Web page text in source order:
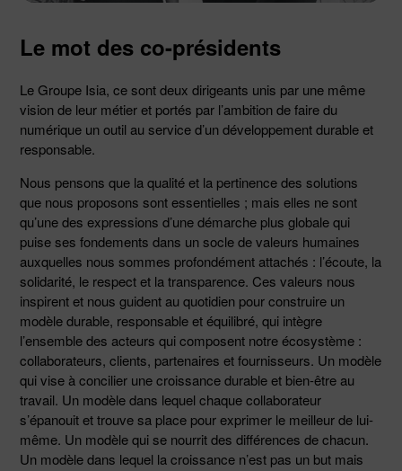
Le mot des co-présidents
Le Groupe Isia, ce sont deux dirigeants unis par une même
vision de leur métier et portés par l’ambition de faire du
numérique un outil au service d’un développement durable et
responsable.
Nous pensons que la qualité et la pertinence des solutions
que nous proposons sont essentielles ; mais elles ne sont
qu’une des expressions d’une démarche plus globale qui
puise ses fondements dans un socle de valeurs humaines
auxquelles nous sommes profondément attachés : l’écoute, la
solidarité, le respect et la transparence. Ces valeurs nous
inspirent et nous guident au quotidien pour construire un
modèle durable, responsable et équilibré, qui intègre
l’ensemble des acteurs qui composent notre écosystème :
collaborateurs, clients, partenaires et fournisseurs. Un modèle
qui vise à concilier une croissance durable et bien-être au
travail. Un modèle dans lequel chaque collaborateur
s’épanouit et trouve sa place pour exprimer le meilleur de lui-
même. Un modèle qui se nourrit des différences de chacun.
Un modèle dans lequel la croissance n’est pas un but mais